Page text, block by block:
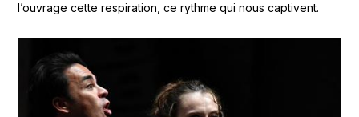
l’ouvrage cette respiration, ce rythme qui nous captivent.